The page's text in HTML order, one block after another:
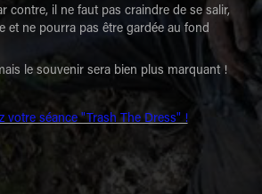
contre, il ne faut pas craindre de se salir,
et ne pourra pas être gardée au fond
le souvenir sera bien plus marquant !
votre séance "Trash The Dress" !